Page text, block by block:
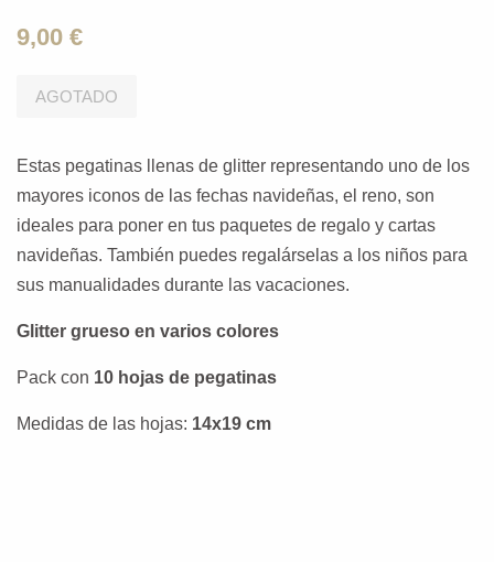
9,00 €
AGOTADO
Estas pegatinas llenas de glitter representando uno de los
mayores iconos de las fechas navideñas, el reno, son
ideales para poner en tus paquetes de regalo y cartas
navideñas. También puedes regalárselas a los niños para
sus manualidades durante las vacaciones.
Glitter grueso en varios colores
Pack con 10 hojas de pegatinas
Medidas de las hojas: 14x19 cm